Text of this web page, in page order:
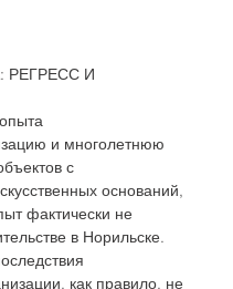
РЕГРЕСС И
и многолетнюю
с
оснований,
фактически не
в Норильске.
как правило, не